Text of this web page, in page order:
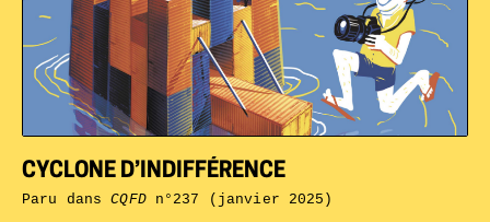
CYCLONE D’INDIFFÉRENCE
Paru dansCQFDn°237 (janvier 2025)